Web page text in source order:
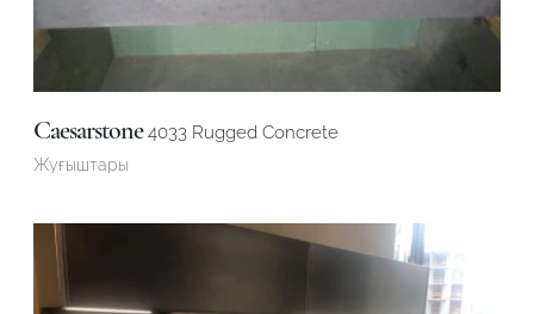
Caesarstone4033 Rugged Concrete
Жуғыштары